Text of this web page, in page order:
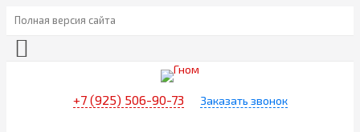
Полная версия сайта
+7 (925) 506-90-73 Заказать звонок